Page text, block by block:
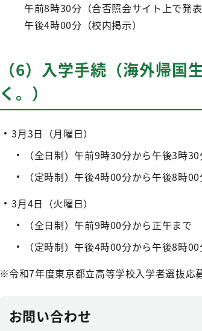
午前8時30分（合否照会サイト上で発表
午後4時00分（校内掲示）
（6）入学手続（海外帰
く。）
3月3日（月曜日）
（全日制）午前9時30分から午後3時
（定時制）午後4時00分から午後8時
3月4日（火曜日）
（全日制）午前9時00分から正午まで
（定時制）午後4時00分から午後8時
※令和7年度東京都立高等学校入学者選抜応
お問い合わせ